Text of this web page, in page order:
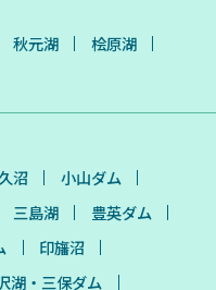
秋元湖
桧原湖
沼
小山ダム
三島湖
豊英ダム
印旛沼
湖・三保ダム